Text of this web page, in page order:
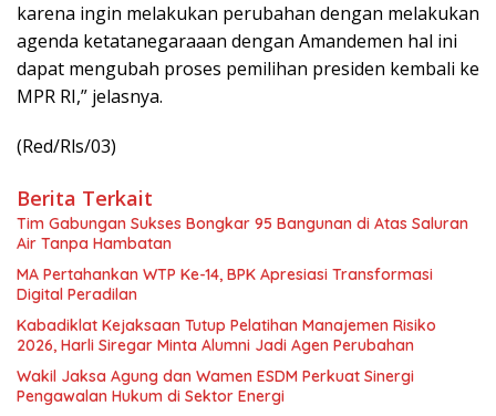
karena ingin melakukan perubahan dengan melakukan
agenda ketatanegaraaan dengan Amandemen hal ini
dapat mengubah proses pemilihan presiden kembali ke
MPR RI,” jelasnya.
(Red/Rls/03)
Berita Terkait
Tim Gabungan Sukses Bongkar 95 Bangunan di Atas Saluran
Air Tanpa Hambatan
MA Pertahankan WTP Ke-14, BPK Apresiasi Transformasi
Digital Peradilan
Kabadiklat Kejaksaan Tutup Pelatihan Manajemen Risiko
2026, Harli Siregar Minta Alumni Jadi Agen Perubahan
Wakil Jaksa Agung dan Wamen ESDM Perkuat Sinergi
Pengawalan Hukum di Sektor Energi